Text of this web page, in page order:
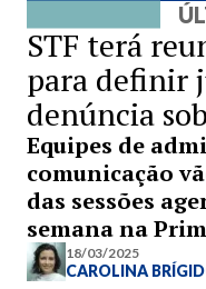
STF terá
para definir
denúncia
Equipes de
comunicação
das sessões
semana na
18/03/2025
CAROLINA